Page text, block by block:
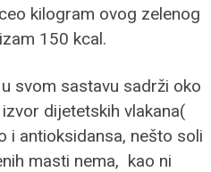
kilogram ovog zelenog
150 kcal.
svom sastavu sadrži oko
dijetetskih vlakana(
i antioksidansa, nešto soli
masti nema, kao ni